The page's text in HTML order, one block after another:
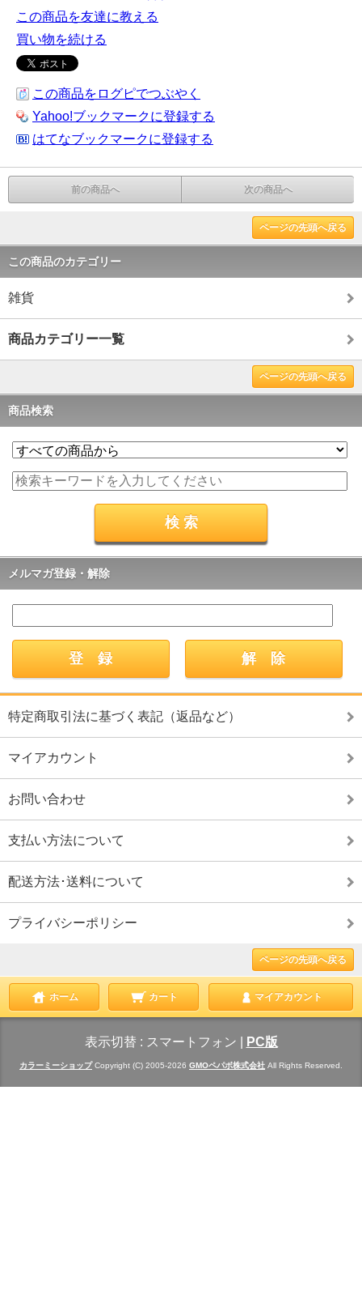
この商品を友達に教える
買い物を続ける
この商品をログピでつぶやく
Yahoo!ブックマークに登録する
はてなブックマークに登録する
前の商品へ 次の商品へ
ページの先頭へ戻る
この商品のカテゴリー
雑貨
商品カテゴリー一覧
ページの先頭へ戻る
商品検索
メルマガ登録・解除
特定商取引法に基づく表記（返品など）
マイアカウント
お問い合わせ
支払い方法について
配送方法･送料について
プライバシーポリシー
ページの先頭へ戻る
ホーム カート マイアカウント
表示切替 : スマートフォン PC版
カラーミーショップCopyright (C) 2005-2026 GMOペパボ株式会社 All Rights Reserved.